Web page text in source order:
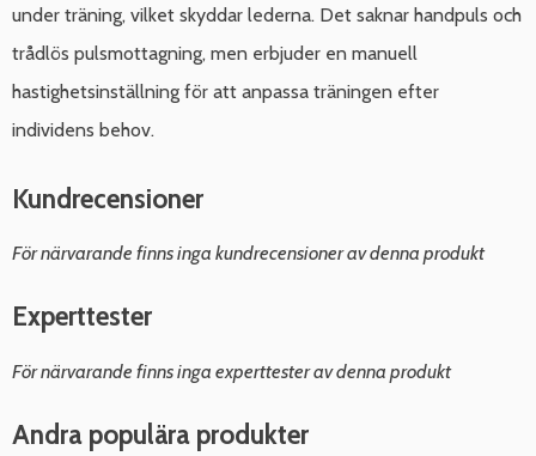
under träning, vilket skyddar lederna. Det saknar handpuls och
trådlös pulsmottagning, men erbjuder en manuell
hastighetsinställning för att anpassa träningen efter
individens behov.
Kundrecensioner
För närvarande finns inga kundrecensioner av denna produkt
Experttester
För närvarande finns inga experttester av denna produkt
Andra populära produkter